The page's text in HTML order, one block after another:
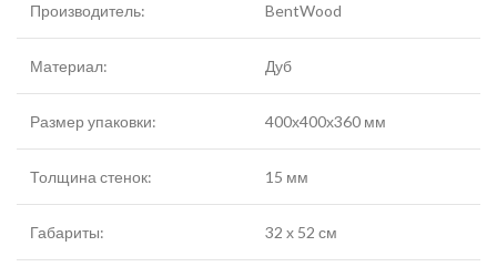
Производитель: BentWood
Материал: Дуб
Размер упаковки: 400х400х360 мм
Толщина стенок: 15 мм
Габариты: 32 х 52 см